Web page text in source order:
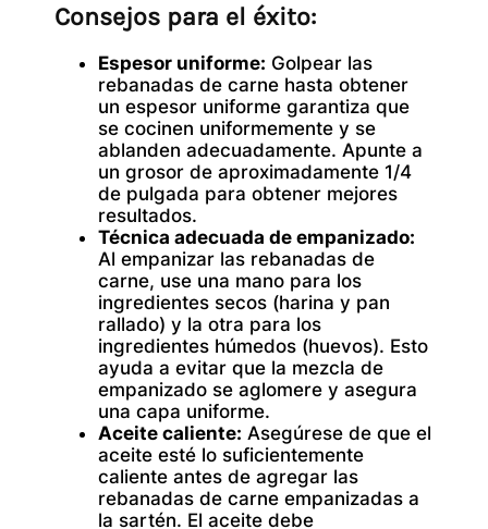
Consejos para el éxito:
Espesor uniforme: Golpear las
rebanadas de carne hasta obtener
un espesor uniforme garantiza que
se cocinen uniformemente y se
ablanden adecuadamente. Apunte a
un grosor de aproximadamente 1/4
de pulgada para obtener mejores
resultados.
Técnica adecuada de empanizado:
Al empanizar las rebanadas de
carne, use una mano para los
ingredientes secos (harina y pan
rallado) y la otra para los
ingredientes húmedos (huevos). Esto
ayuda a evitar que la mezcla de
empanizado se aglomere y asegura
una capa uniforme.
Aceite caliente: Asegúrese de que el
aceite esté lo suficientemente
caliente antes de agregar las
rebanadas de carne empanizadas a
la sartén. El aceite debe